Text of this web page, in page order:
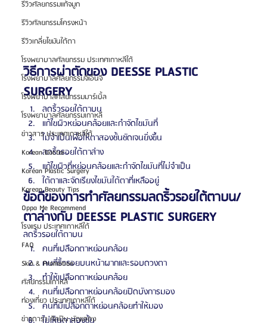
รีวิวศัลยกรรมแก้จมูก
รีวิวศัลยกรรมโครงหน้า
รีวิวเกลี่ยไขมันใต้ตา
โรงพยาบาลศัลยกรรม ประเทศเกาหลีใต้
โรงพยาบาลศัลยกรรมจีเอ็นจี
โรงพยาบาลศัลยกรรมมาร์เบิ้ล
โรงพยาบาลศัลยกรรมเกาหลี
ข่าวสาร ประเทศเกาหลีใต้
Korean Doctor
Korean Plastic Surgery
Korean Beauty Tips
Oppa Me Recommend
โรงแรม ประเทศเกาหลีใต้
FAQ
Skin & Promotion
ศัลยกรรมเกาหลี
ท่องเที่ยว ประเทศเกาหลีใต้
ข่าวดารา ศิลปิน นักแสดง
วิธีการผ่าตัดของ DEESSE PLASTIC
SURGERY
ลดริ้วรอยใต้ตาบน
แก้ไขผิวหย่อนคล้อยและกำจัดไขมันที่
ไม่จำเป็นเพื่อให้ตาสองชั้นชัดเจนยิ่งขึ้น
ลดริ้วรอยใต้ตาล่าง
แก้ไขผิวที่หย่อนคล้อยและกำจัดไขมันที่ไม่จำเป็น
ใต้ตาและจัดเรียงไขมันใต้ตาที่เหลืออยู่
ข้อดีของการทำศัลยกรรมลดริ้วรอยใต้ตาบน/
ตาล่างกับ DEESSE PLASTIC SURGERY
ลดริ้วรอยใต้ตาบน
คนที่เปลือกตาหย่อนคล้อย
คนที่ริ้วรอยบนหน้าผากและรอบดวงตา
ทำให้เปลือกตาหย่อนคล้อย
คนที่เปลือกตาหย่อนคล้อยปิดบังการมอง
คนที่มีเปลือกตาหย่อนคล้อยทำให้มอง